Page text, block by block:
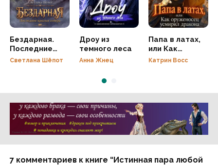
Бездарная.
Последние
крылья севера
Светлана Шёпот
Дроу из
темного леса
Анна Жнец
Папа в латах,
или Как
оруженосец
Катрин Восс
Реклама 16+ АО «ЛитГород»
7 комментариев к книге “Истинная пара любой